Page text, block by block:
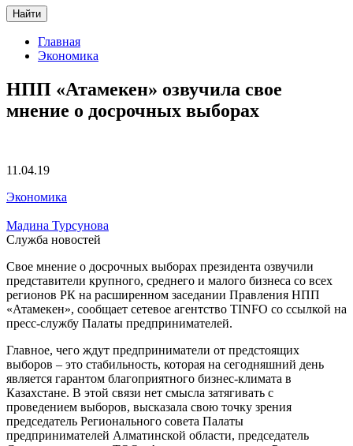
Найти
Главная
Экономика
НПП «Атамекен» озвучила свое
мнение о досрочных выборах
11.04.19
Экономика
Мадина Турсунова
Служба новостей
Свое мнение о досрочных выборах президента озвучили
представители крупного, среднего и малого бизнеса со всех
регионов РК на расширенном заседании Правления НПП
«Атамекен», сообщает сетевое агентство TINFO со ссылкой на
пресс-службу Палаты предпринимателей.
Главное, чего ждут предприниматели от предстоящих
выборов – это стабильность, которая на сегодняшний день
является гарантом благоприятного бизнес-климата в
Казахстане. В этой связи нет смысла затягивать с
проведением выборов, высказала свою точку зрения
председатель Регионального совета Палаты
предпринимателей Алматинской области, председатель